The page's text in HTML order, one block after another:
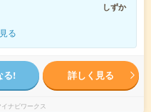
しずか
る
る! 詳しく見る
ナビワークス